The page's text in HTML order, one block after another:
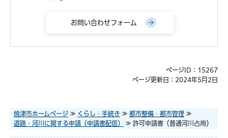
ページID：15267
ページ更新日：2024年5月2日
焼津市ホームページ ≫ くらし・手続き ≫ 都市整備・都市管理 ≫
道路・河川に関する申請（申請書配信）
≫ 許可申請書（普通河川占用）